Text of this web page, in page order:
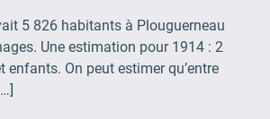
5 826 habitants à Plouguerneau
Une estimation pour 1914 : 2
enfants. On peut estimer qu’entre